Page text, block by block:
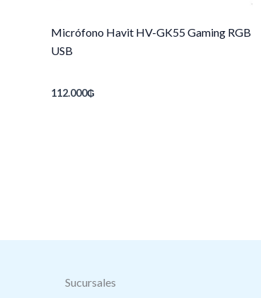
Micrófono Havit HV-GK55 Gaming RGB
USB
112.000₲
Sucursales